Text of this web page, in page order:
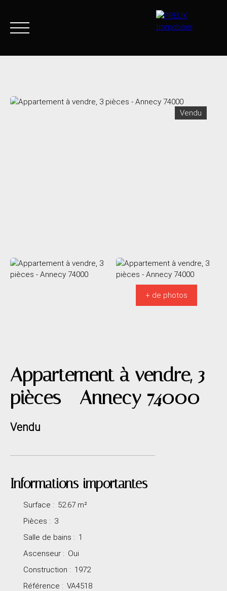
Vendu
+ de photos
Appartement à vendre, 3
pièces - Annecy 74000
Vendu
Informations importantes
Surface : 52.67 m²
Pièces : 3
Salle de bains : 1
Ascenseur : Oui
Construction : 1972
Référence : VA4518